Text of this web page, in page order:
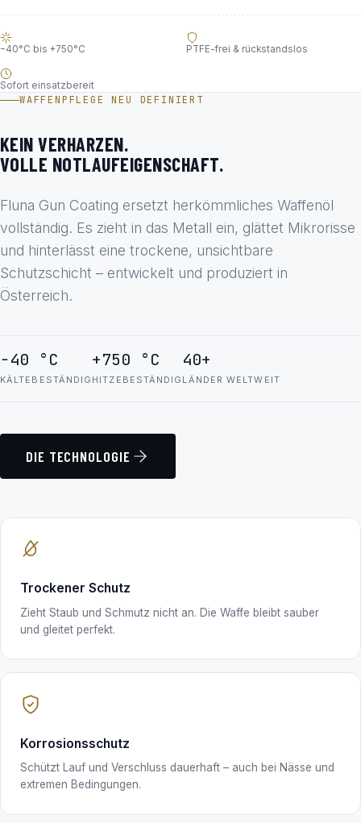
−40°C bis +750°C PTFE-frei & rückstandslos
Sofort einsatzbereit
WAFFENPFLEGE NEU DEFINIERT
KEIN VERHARZEN.
VOLLE NOTLAUFEIGENSCHAFT.
Fluna Gun Coating ersetzt herkömmliches Waffenöl
vollständig. Es zieht in das Metall ein, glättet Mikrorisse
und hinterlässt eine trockene, unsichtbare
Schutzschicht – entwickelt und produziert in
Österreich.
−40 °C
KÄLTEBESTÄNDIG
+750 °C
HITZEBESTÄNDIG
40+
LÄNDER WELTWEIT
DIE TECHNOLOGIE
Trockener Schutz
Zieht Staub und Schmutz nicht an. Die Waffe bleibt sauber
und gleitet perfekt.
Korrosionsschutz
Schützt Lauf und Verschluss dauerhaft – auch bei Nässe und
extremen Bedingungen.